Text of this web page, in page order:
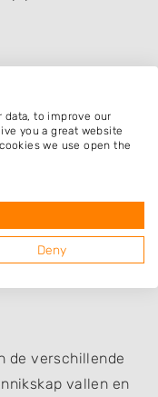
plaats staat en
kunnen zwarte
kunt u deze
straal water
dat de
in het najaar voor
de verschillende
vallen en
data, to improve our
you a great website
we use open the
Deny